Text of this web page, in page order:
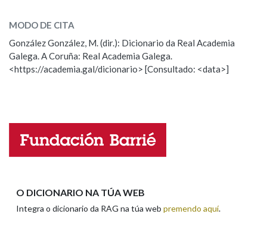
OUTRAS OPCIÓNS DE BUSCA
Pertence a
ESCOLLE UNHA OPCIÓN:
Observación Hai un erro na palabra
Propoño mellorar a definición
Nome
MODO DE CITA
González González, M. (dir.): Dicionario da Real Academia
Galega. A Coruña: Real Academia Galega.
<https://academia.gal/dicionario> [Consultado: <data>]
O DICIONARIO NA TÚA WEB
Integra o dicionario da RAG na túa web premendo aquí.